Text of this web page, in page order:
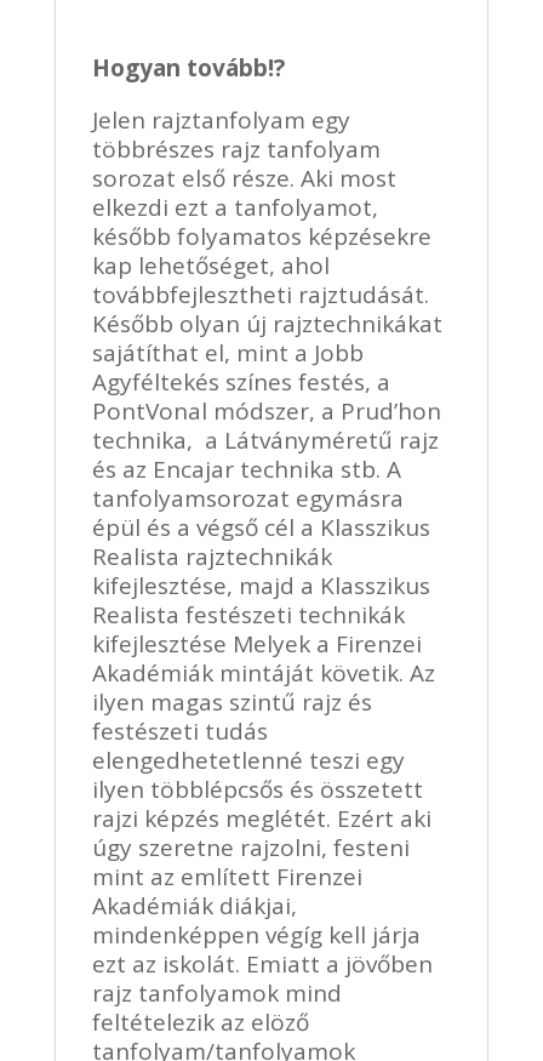
Hogyan tovább!?
Jelen rajztanfolyam egy
többrészes rajz tanfolyam
sorozat első része. Aki most
elkezdi ezt a tanfolyamot,
később folyamatos képzésekre
kap lehetőséget, ahol
továbbfejlesztheti rajztudását.
Később olyan új rajztechnikákat
sajátíthat el, mint a Jobb
Agyféltekés színes festés, a
PontVonal módszer, a Prud’hon
technika, a Látványméretű rajz
és az Encajar technika stb. A
tanfolyamsorozat egymásra
épül és a végső cél a Klasszikus
Realista rajztechnikák
kifejlesztése, majd a Klasszikus
Realista festészeti technikák
kifejlesztése Melyek a Firenzei
Akadémiák mintáját követik. Az
ilyen magas szintű rajz és
festészeti tudás
elengedhetetlenné teszi egy
ilyen többlépcsős és összetett
rajzi képzés meglétét. Ezért aki
úgy szeretne rajzolni, festeni
mint az említett Firenzei
Akadémiák diákjai,
mindenképpen végíg kell járja
ezt az iskolát. Emiatt a jövőben
rajz tanfolyamok mind
feltételezik az elöző
tanfolyam/tanfolyamok